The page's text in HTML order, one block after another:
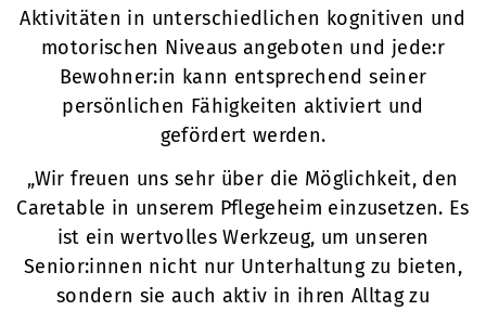
Aktivitäten in unterschiedlichen kognitiven und
motorischen Niveaus angeboten und jede:r
Bewohner:in kann entsprechend seiner
persönlichen Fähigkeiten aktiviert und
gefördert werden.
„Wir freuen uns sehr über die Möglichkeit, den
Caretable in unserem Pflegeheim einzusetzen. Es
ist ein wertvolles Werkzeug, um unseren
Senior:innen nicht nur Unterhaltung zu bieten,
sondern sie auch aktiv in ihren Alltag zu